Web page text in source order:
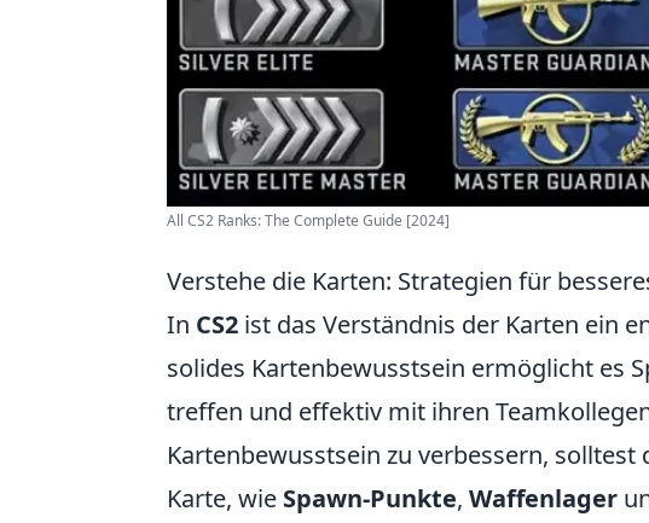
All CS2 Ranks: The Complete Guide [2024]
Verstehe die Karten: Strategien für
In CS2 ist das Verständnis der Karten ein
solides Kartenbewusstsein ermöglicht es
treffen und effektiv mit ihren
Kartenbewusstsein zu verbessern,
Karte, wie Spawn-Punkte, Waffenlager